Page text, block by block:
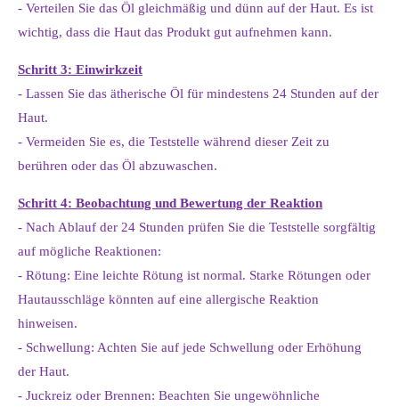
- Verteilen Sie das Öl gleichmäßig und dünn auf der Haut. Es ist
wichtig, dass die Haut das Produkt gut aufnehmen kann.
Schritt 3: Einwirkzeit
- Lassen Sie das ätherische Öl für mindestens 24 Stunden auf der
Haut.
- Vermeiden Sie es, die Teststelle während dieser Zeit zu
berühren oder das Öl abzuwaschen.
Schritt 4: Beobachtung und Bewertung der Reaktion
- Nach Ablauf der 24 Stunden prüfen Sie die Teststelle sorgfältig
auf mögliche Reaktionen:
- Rötung: Eine leichte Rötung ist normal. Starke Rötungen oder
Hautausschläge könnten auf eine allergische Reaktion
hinweisen.
- Schwellung: Achten Sie auf jede Schwellung oder Erhöhung
der Haut.
- Juckreiz oder Brennen: Beachten Sie ungewöhnliche